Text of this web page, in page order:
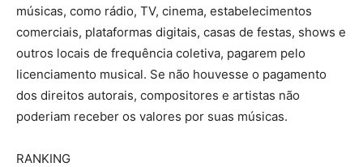
músicas, como rádio, TV, cinema, estabelecimentos
comerciais, plataformas digitais, casas de festas, shows e
outros locais de frequência coletiva, pagarem pelo
licenciamento musical. Se não houvesse o pagamento
dos direitos autorais, compositores e artistas não
poderiam receber os valores por suas músicas.
RANKING